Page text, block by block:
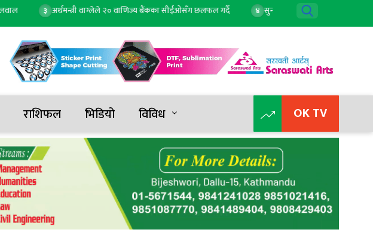
अर्थमन्त्री वाग्लेले २० वाणिज्य बैंकका सीईओसँग छलफल गर्दै सुनको मूल्य घट्यो, आज कतिमा हुँदैछ
राशिफल भिडियो विविध OK TV